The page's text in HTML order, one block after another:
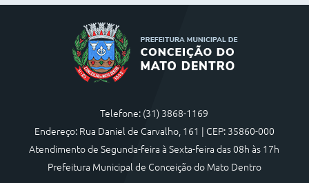
Telefone: (31) 3868-1169
Endereço: Rua Daniel de Carvalho, 161 | CEP: 35860-000
Atendimento de Segunda-feira à Sexta-feira das 08h às 17h
Prefeitura Municipal de Conceição do Mato Dentro